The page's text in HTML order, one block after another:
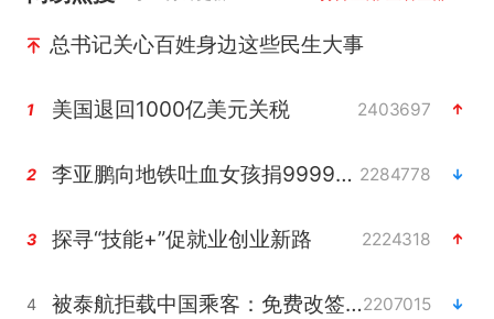
总书记关心百姓身边这些民生大事
1 美国退回1000亿美元关税 2403697
2 李亚鹏向地铁吐血女孩捐99999元 2284778
3 探寻“技能+”促就业创业新路 2224318
4 被泰航拒载中国乘客：免费改签没兑现2207015